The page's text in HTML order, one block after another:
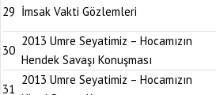
29 İmsak Vakti Gözlemleri
30
2013 Umre Seyatimiz – Hocamızın
Hendek Savaşı Konuşması
31
2013 Umre Seyatimiz – Hocamızın